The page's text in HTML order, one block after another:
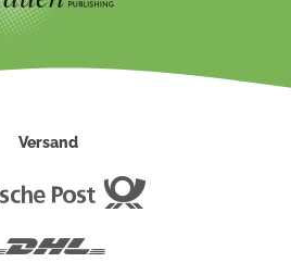
Versand